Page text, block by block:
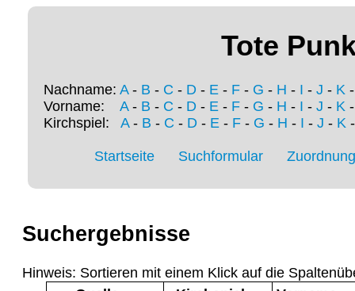
Tote
Nachname: A- B - C - D - E - F - G - H - I - J - K
Vorname: A- B - C - D - E - F - G - H - I - J - K
Kirchspiel: A- B - C - D- E- F- G - H - I - J - K
Startseite Suchformular
Suchergebnisse
Hinweis: Sortieren mit einem Klick auf die